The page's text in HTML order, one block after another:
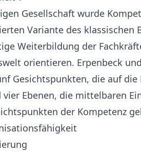
Gesellschaft wurde
Variante des klassischen
Weiterbildung der
orientieren. Erpenbeck
Gesichtspunkten, die auf
vier Ebenen, die mittelbaren
der Kompetenz